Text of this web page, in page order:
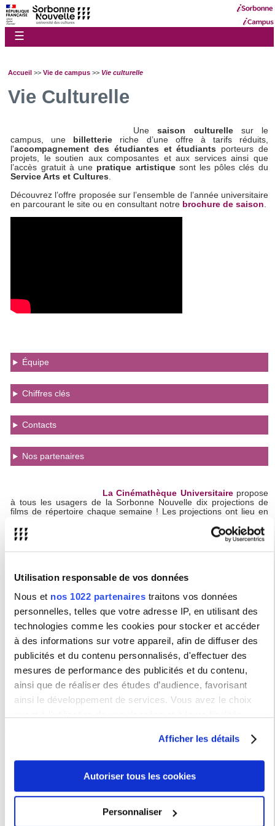
Utilisation responsable de vos données
Nous et nos 1022 partenaires traitons vos données
personnelles, telles que votre adresse IP, en utilisant des
technologies comme les cookies pour stocker et accéder
à des informations sur votre appareil, afin de diffuser des
publicités et du contenu personnalisés, d'effectuer des
mesures de performance des publicités et du contenu,
ainsi que de réaliser des études d’audience, favorisant
ainsi le développement de services. Vous avez le choix
moment en consultant la Déclaration relative aux cookies
ou en cliquant sur l'icône de confidentialité.
Si vous le permettez, nous aimerions également :
géographique qui peuvent être précises à plusieurs
Afficher les détails
Autoriser tous les cookies
Personnaliser
☰
Accueil >> Vie de campus >> Vie culturelle
Vie Culturelle
Une saison culturellesur le
campus, une billetterie riche d’une offre à tarifs réduits,
l'accompagnement des étudiantes et étudiants porteurs de
projets, le soutien aux composantes et aux services ainsi que
l’accès gratuit à une pratique artistiquesont les pôles clés du
Service Arts et Cultures
Découvrez l’offre proposée sur l’ensemble de l’année universitaire
en parcourant le site ou en consultant notre brochure de saison
Équipe
Chiffres clés
Contacts
Nos partenaires
La Cinémathèque Universitairepropose
à tous les usagers de la Sorbonne Nouvelle dix projections de
films de répertoire chaque semaine ! Les projections ont lieu en
séance à 16h.
De nombreux acteurs culturels
Portés par les associations étudiantes, les bibliothèques, les
départements d'étude et les services, de nombreux événements
sont organisés et sont témoins de la riche activité de
l'établissement.
dynamiques sur le campus.
Télécharger le programme culturel